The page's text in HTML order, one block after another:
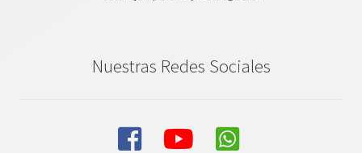
Nuestras Redes Sociales